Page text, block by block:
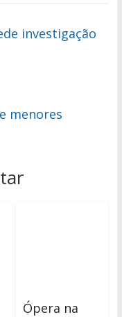
investigação
menores
Ópera na